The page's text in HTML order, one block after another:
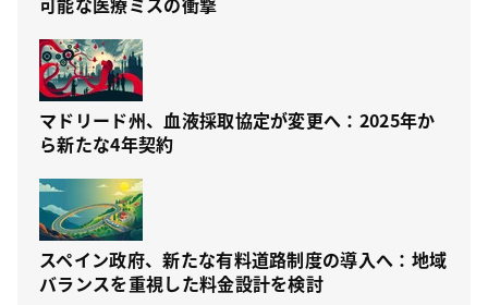
マドリード州、血液採取協定が変更へ：2025年か
ら新たな4年契約
スペイン政府、新たな有料道路制度の導入へ：地域
バランスを重視した料金設計を検討